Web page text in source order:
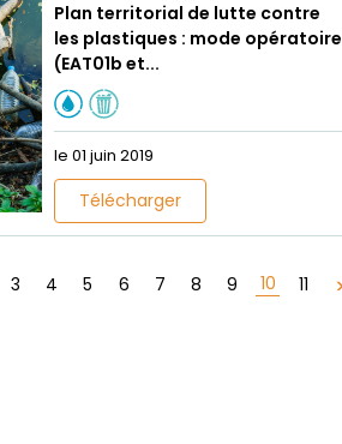
Plan territorial de lutte contre
les plastiques : mode opératoire
(EAT01b et...
le 01 juin 2019
Télécharger
3 4 5 6 7 8 9 10 11